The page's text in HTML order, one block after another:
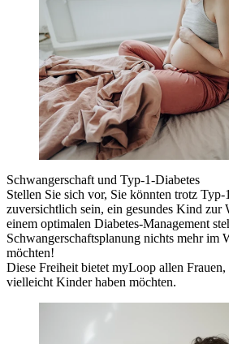
Schwangerschaft und Typ-1-Diabetes
Stellen Sie sich vor, Sie könnten trotz Typ-
zuversichtlich sein, ein gesundes Kind zur
einem optimalen Diabetes-Management
Schwangerschaftsplanung nichts mehr im
möchten!
Diese Freiheit bietet myLoop allen Frauen,
vielleicht Kinder haben möchten.